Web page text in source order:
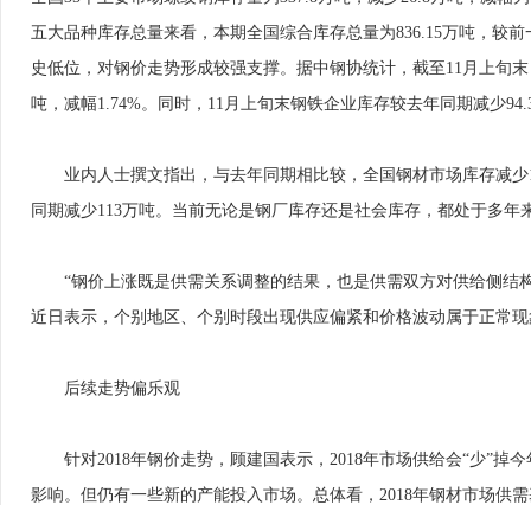
五大品种库存总量来看，本期全国综合库存总量为836.15万吨，较
史低位，对钢价走势形成较强支撑。据中钢协统计，截至11月上旬
吨，减幅1.74%。同时，11月上旬末钢铁企业库存较去年同期减少
业内人士撰文指出，与去年同期相比较，全国钢材市场库存减少
同期减少113万吨。当前无论是钢厂库存还是社会库存，都处于多
“钢价上涨既是供需关系调整的结果，也是供需双方对供给侧结
近日表示，个别地区、个别时段出现供应偏紧和价格波动属于正常
后续走势偏乐观
针对2018年钢价走势，顾建国表示，2018年市场供给会“少”掉
影响。但仍有一些新的产能投入市场。总体看，2018年钢材市场供